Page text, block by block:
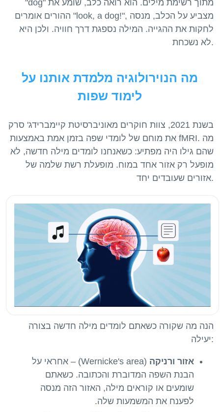
"dog" מתוך רשימת מילים. הוא רואה כלב, שומע את
ההורים אומרים "look, a dog!", מצביע על הכלב, מנסה
לחקות את ההגייה. המילה נספגת דרך חוויה. ולכן היא
מה הנוירולוגיה מלמדת אותנו על
לימוד שפות
בשנת 2021, צוות חוקרים מאוניברסיטת קיימברידג' סרק
את מוחם של לומדי שפה בזמן אמת באמצעות fMRI. מה
שהם גילו היה מפתיע: כשאנחנו לומדים מילה חדשה, לא
מופעל רק אזור אחד במוח. מופעלת רשת שלמה של
הנה מה שקורה כשאתם לומדים מילה חדשה בצורה
יעילה:
אזור ורניקה
(Wernicke's area) – אחראי על
הבנת השפה המדוברת והכתובה. כשאתם
שומעים או קוראים מילה, האזור הזה מנסה
לפענח את המשמעות שלה.